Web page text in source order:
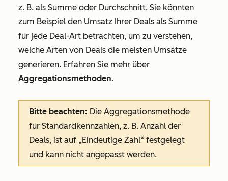
z. B. als Summe oder Durchschnitt. Sie könnten
zum Beispiel den Umsatz Ihrer Deals als Summe
für jede Deal-Art betrachten, um zu verstehen,
welche Arten von Deals die meisten Umsätze
generieren. Erfahren Sie mehr über
Aggregationsmethoden.
Bitte beachten: Die Aggregationsmethode
für Standardkennzahlen, z. B. Anzahl der
Deals, ist auf „Eindeutige Zahl“ festgelegt
und kann nicht angepasst werden.